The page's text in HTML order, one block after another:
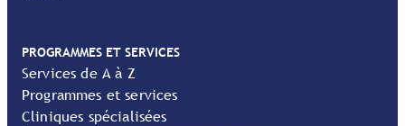
PROGRAMMES ET SERVICES
Services de A à Z
Programmes et services
Cliniques spécialisées